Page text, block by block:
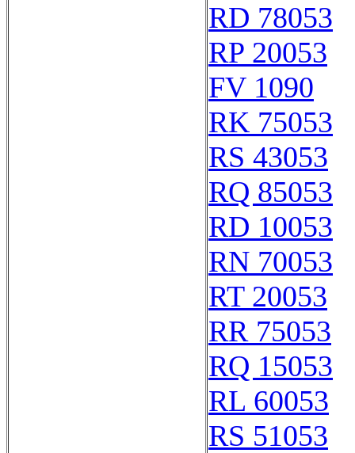
RD 78053
RP 20053
FV 1090
RK 75053
RS 43053
RQ 85053
RD 10053
RN 70053
RT 20053
RR 75053
RQ 15053
RL 60053
RS 51053